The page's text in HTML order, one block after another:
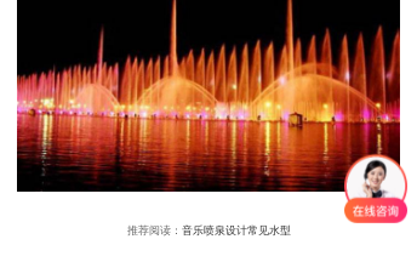
推荐阅读： 音乐喷泉设计常见水型